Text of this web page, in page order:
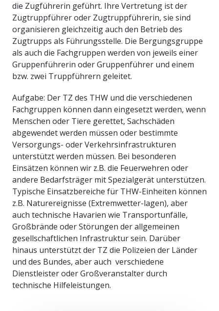
die Zugführerin geführt. Ihre Vertretung ist der
Zugtruppführer oder Zugtruppführerin, sie sind
organisieren gleichzeitig auch den Betrieb des
Zugtrupps als Führungsstelle. Die Bergungsgruppe
als auch die Fachgruppen werden von jeweils einer
Gruppenführerin oder Gruppenführer und einem
bzw. zwei Truppführern geleitet.
Aufgabe: Der TZ des THW und die verschiedenen
Fachgruppen können dann eingesetzt werden, wenn
Menschen oder Tiere gerettet, Sachschäden
abgewendet werden müssen oder bestimmte
Versorgungs- oder Verkehrsinfrastrukturen
unterstützt werden müssen. Bei besonderen
Einsätzen können wir z.B. die Feuerwehren oder
andere Bedarfsträger mit Spezialgerät unterstützen.
Typische Einsatzbereiche für THW-Einheiten können
z.B. Naturereignisse (Extremwetter-lagen), aber
auch technische Havarien wie Transportunfälle,
Großbrände oder Störungen der allgemeinen
gesellschaftlichen Infrastruktur sein. Darüber
hinaus unterstützt der TZ die Polizeien der Länder
und des Bundes, aber auch verschiedene
Dienstleister oder Großveranstalter durch
technische Hilfeleistungen.